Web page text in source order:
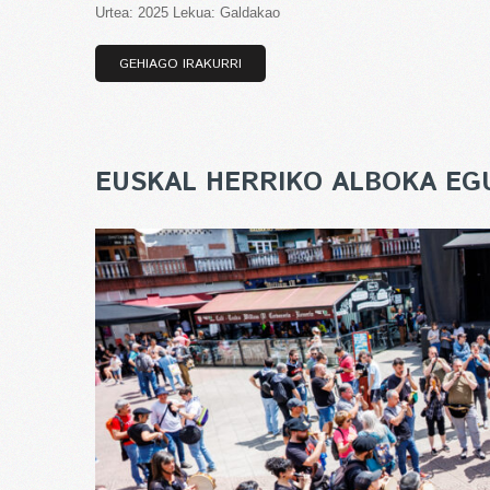
Urtea: 2025 Lekua: Galdakao
GEHIAGO IRAKURRI
EUSKAL HERRIKO ALBOKA